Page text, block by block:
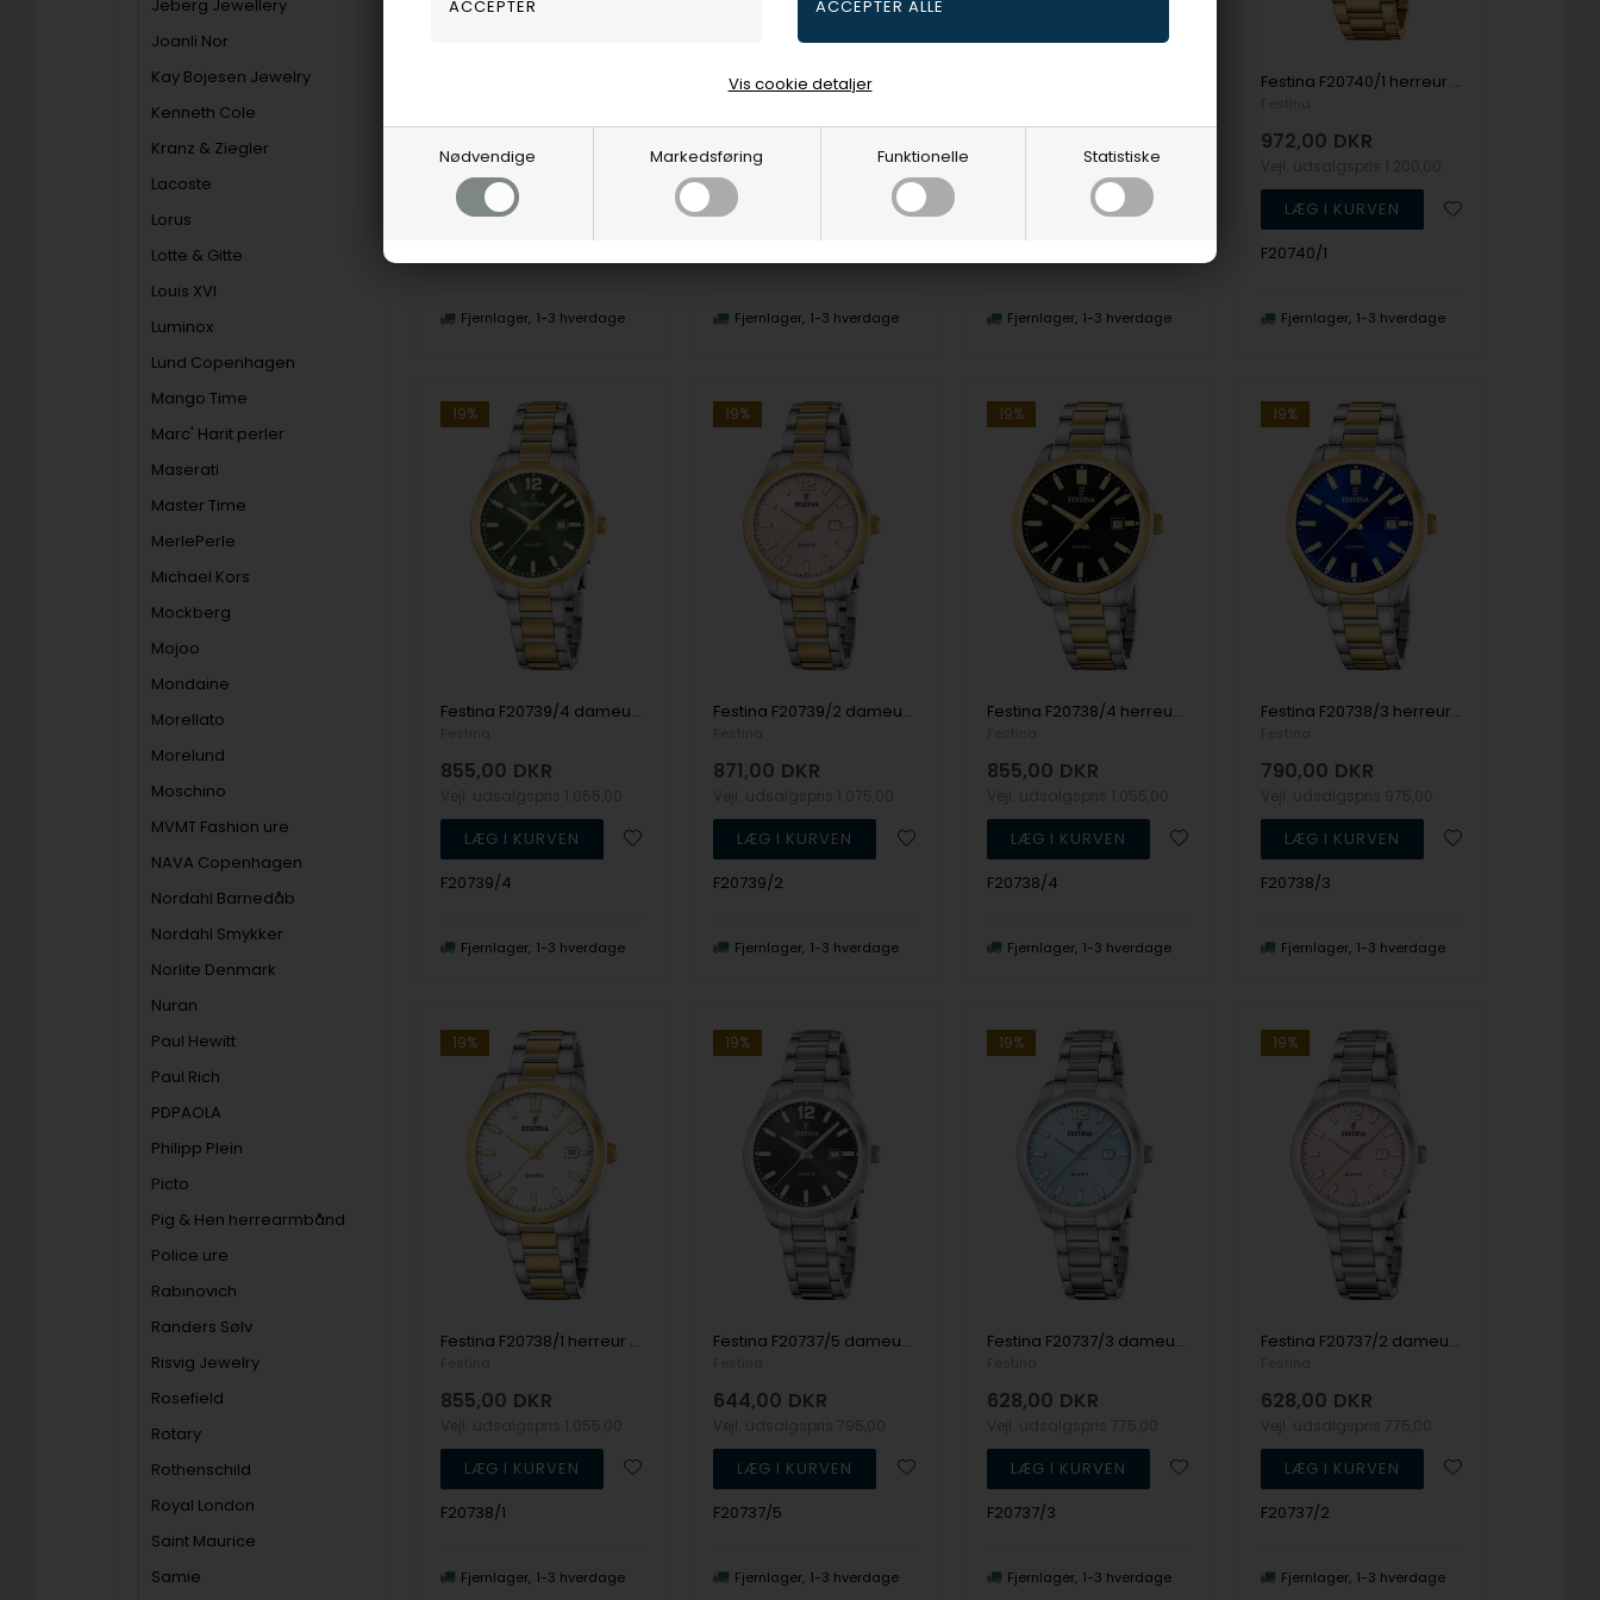
Nødvendige Markedsføring Funktionelle Statistiske
Vis cookie detaljer
Jeberg Jewellery
Joanli Nor
Kay Bojesen Jewelry
Kenneth Cole
Kranz & Ziegler
Lacoste
Lorus
Lotte & Gitte
Louis XVI
Luminox
Lund Copenhagen
Mango Time
Marc' Harit perler
Maserati
Master Time
MerlePerle
Michael Kors
Mockberg
Mojoo
Mondaine
Morellato
Morelund
Moschino
MVMT Fashion ure
NAVA Copenhagen
Nordahl Barnedåb
Nordahl Smykker
Norlite Denmark
Nuran
Paul Hewitt
Paul Rich
PDPAOLA
Philipp Plein
Picto
Pig & Hen herrearmbånd
Police ure
Rabinovich
Randers Sølv
Risvig Jewelry
Rosefield
Rotary
Rothenschild
Royal London
Saint Maurice
Samie
Vejl. udsalgspris
Fjernlager 1-3 hverdage
Vejl. udsalgspris 1.125,00
Fjernlager 1-3 hverdage
Vejl. udsalgspris1.220,00
Fjernlager 1-3 hverdage
Festina F20740/1 herreur 42mm 5ATM
972,00 DKR
F20740/1
Fjernlager 1-3 hverdage
19%
Festina F20739/4 dameur 34mm 5ATM
855,00 DKR
F20739/4
Fjernlager 1-3 hverdage
19%
Festina F20739/2 dameur 34mm 5ATM
871,00 DKR
F20739/2
Fjernlager 1-3 hverdage
19%
Festina F20738/4 herreur 42mm 5ATM
855,00 DKR
F20738/4
Fjernlager 1-3 hverdage
19%
Festina F20738/3 herreur 42mm 5ATM
790,00 DKR
F20738/3
Fjernlager 1-3 hverdage
19%
Festina F20738/1 herreur 42mm 5ATM
855,00 DKR
F20738/1
Fjernlager 1-3 hverdage
19%
Festina F20737/5 dameur 34mm 5ATM
644,00 DKR
F20737/5
Fjernlager 1-3 hverdage
19%
Festina F20737/3 dameur 34mm 5ATM
628,00 DKR
F20737/3
Fjernlager 1-3 hverdage
19%
Festina F20737/2 dameur 34mm 5ATM
628,00 DKR
F20737/2
Fjernlager 1-3 hverdage